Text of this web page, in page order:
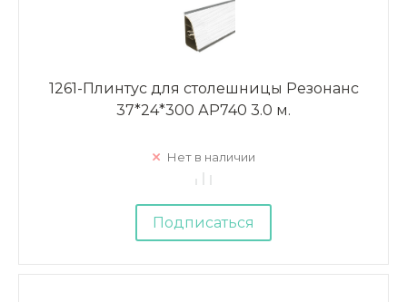
1261-Плинтус для столешницы Резонанс
37*24*300 АР740 3.0 м.
Нет в наличии
Подписаться